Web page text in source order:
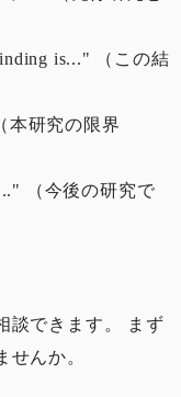
is..." （この結
本研究の限界
（今後の研究で
談できます。 まず
んか。